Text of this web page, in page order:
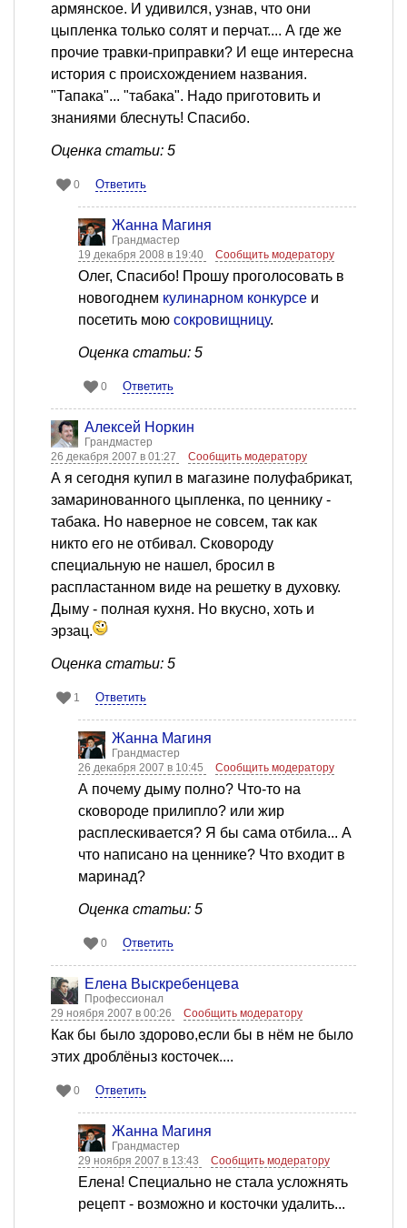
армянское. И удивился, узнав, что они
цыпленка только солят и перчат.... А где же
прочие травки-приправки? И еще интересна
история с происхождением названия.
"Тапака"... "табака". Надо приготовить и
знаниями блеснуть! Спасибо.
Оценка статьи: 5
0 Ответить
Жанна Магиня
Грандмастер
19 декабря 2008 в 19:40
Сообщить модератору
Олег, Спасибо! Прошу проголосовать в
новогоднем кулинарном конкурсе и
посетить мою сокровищницу.
Оценка статьи: 5
0 Ответить
Алексей Норкин
Грандмастер
26 декабря 2007 в 01:27
Сообщить модератору
А я сегодня купил в магазине полуфабрикат,
замаринованного цыпленка, по ценнику -
табака. Но наверное не совсем, так как
никто его не отбивал. Сковороду
специальную не нашел, бросил в
распластанном виде на решетку в духовку.
Дыму - полная кухня. Но вкусно, хоть и
эрзац.
Оценка статьи: 5
1 Ответить
Жанна Магиня
Грандмастер
26 декабря 2007 в 10:45
Сообщить модератору
А почему дыму полно? Что-то на
сковороде прилипло? или жир
расплескивается? Я бы сама отбила... А
что написано на ценнике? Что входит в
маринад?
Оценка статьи: 5
0 Ответить
Елена Выскребенцева
Профессионал
29 ноября 2007 в 00:26
Сообщить модератору
Как бы было здорово,если бы в нём не было
этих дроблёныз косточек....
0 Ответить
Жанна Магиня
Грандмастер
29 ноября 2007 в 13:43
Сообщить модератору
Елена! Специально не стала усложнять
рецепт - возможно и косточки удалить...